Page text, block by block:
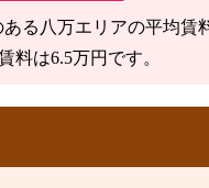
ある八万エリアの平均
料は6.5万円です。